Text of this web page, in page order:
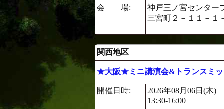
会 場:
神戸三ノ宮センター
三宮町２－１１－１
関西地区
★大阪★ミニ講演会&トランスミ
開催日時:
2026年08月06日(木)
13:30-16:00